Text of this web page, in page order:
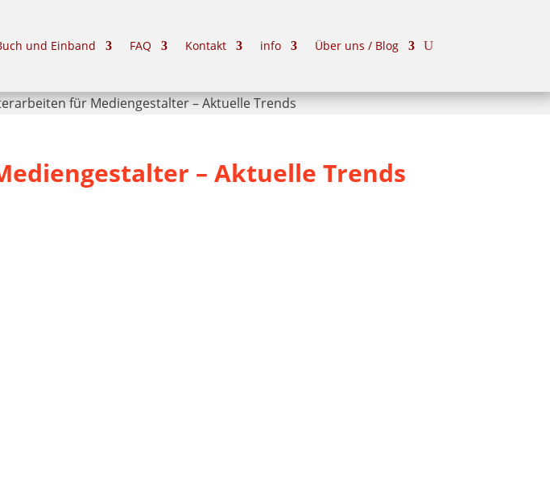
und Einband FAQ Kontakt info Über uns / Blog
für Mediengestalter – Aktuelle Trends
– Aktuelle Trends